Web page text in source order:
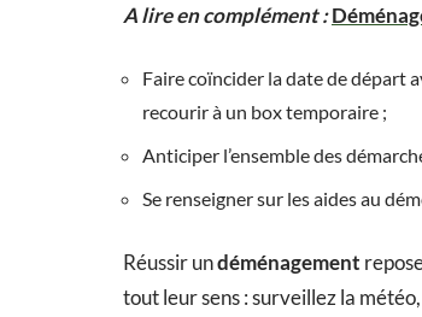
A lire en complément :
Faire coïncider la date de départ
recourir à un box temporaire ;
Anticiper l’ensemble des
Se renseigner sur les aides au
Réussir undéménagement
tout leur sens : surveillez la